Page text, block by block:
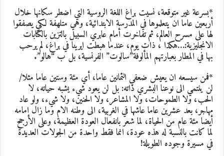
*بسرعة غير متوقعة، نسيت براغ اللغة الروسية التي اضطر سكانها خلال
أربعين عاما ان يتعلموها في المدرسة الابتدائية، وهي متلهفة لكي يصفقوا
لها على مسرح العالم، ثم تفاخرت أمام عابري السبيل بالتزين بالكتابات
الانجليزية:…هكذا ، ذات يوم، عندما هبطت ايرينا في براغ، لم يرحب
بها في المطار بعبارتهم المألوفة”سالوت” الفرنسية، بل ب “هالو”.
*فمن سيسعه ان يعيش ضعفي الثمانين عاما، أي مئة وستين عاما مثلا/
لن ينتمي الى نوعنا البشري ذاته: بل لن يعود شيء يشبه حياته، لا
الحب، ولا الطموحات، ولا المشاعر، ولا الحنين، ولا شيء، ولو عاد
مهاجر، بعد عشرين عاما عاشها في الغربية، الى وطنه الام وما زال امامه
أيضا مئة عام من الحياة، لما شعر بانفعال العودة العظيمة، وعلى الأرجح
لما كانت بالنسبة له هذه عودة، انما فقط واحدة من الجولات العديدة
في مسيرة وجوده الطويلة!